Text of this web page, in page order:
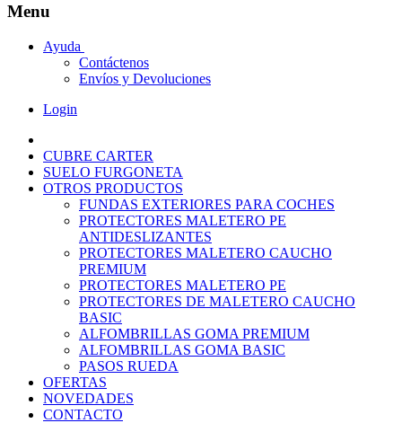
Menu
Ayuda
Contáctenos
Envíos y Devoluciones
Login
CUBRE CARTER
SUELO FURGONETA
OTROS PRODUCTOS
FUNDAS EXTERIORES PARA COCHES
PROTECTORES MALETERO PE
ANTIDESLIZANTES
PROTECTORES MALETERO CAUCHO
PREMIUM
PROTECTORES MALETERO PE
PROTECTORES DE MALETERO CAUCHO
BASIC
ALFOMBRILLAS GOMA PREMIUM
ALFOMBRILLAS GOMA BASIC
PASOS RUEDA
OFERTAS
NOVEDADES
CONTACTO